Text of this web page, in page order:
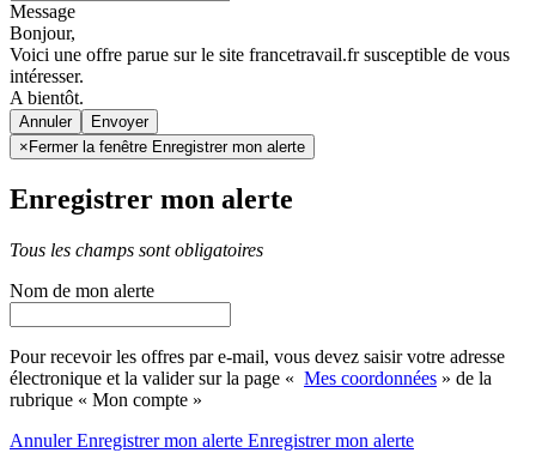
Message
Bonjour,
Voici une offre parue sur le site francetravail.fr susceptible de vous
intéresser.
A bientôt.
Annuler
× Fermer la fenêtre Enregistrer mon alerte
Enregistrer mon alerte
Tous les champs sont obligatoires
Nom de mon alerte
Pour recevoir les offres par e-mail, vous devez saisir votre adresse
électronique et la valider sur la page « Mes coordonnées » de la
rubrique « Mon compte »
AnnulerEnregistrer mon alerte Enregistrermon alerte